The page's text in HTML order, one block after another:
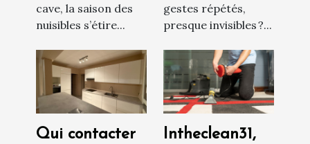
cave, la saison des
nuisibles s’étire...
gestes répétés,
presque invisibles ?...
Qui contacter
Intheclean31,